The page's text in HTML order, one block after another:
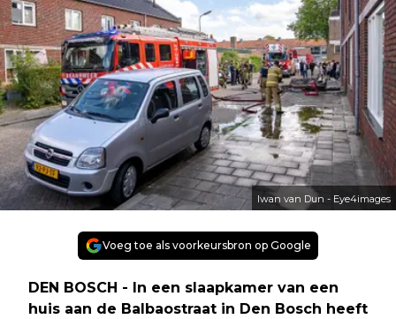
Iwan van Dun - Eye4images
Voeg toe als voorkeursbron op Google
DEN BOSCH - In een slaapkamer van een
huis aan de Balbaostraat in Den Bosch heeft